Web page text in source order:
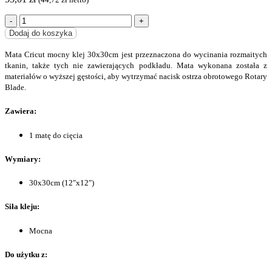
Dodaj do koszyka
Mata Cricut mocny klej 30x30cm jest przeznaczona do wycinania rozmaitych
tkanin, także tych nie zawierających podkładu. Mata wykonana została z
materiałów o wyższej gęstości, aby wytrzymać nacisk ostrza obrotowego Rotary
Blade.
Zawiera:
1 matę do cięcia
Wymiary:
30x30cm (12″x12″)
Siła kleju:
Mocna
Do użytku z: